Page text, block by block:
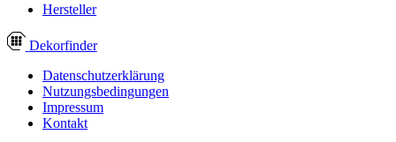
Hersteller
Dekorfinder
Datenschutzerklärung
Nutzungsbedingungen
Impressum
Kontakt